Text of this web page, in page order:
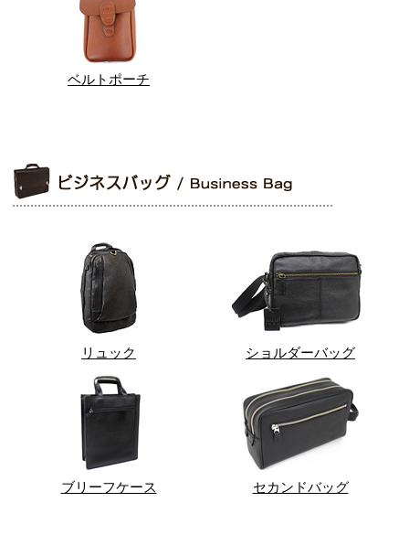
ベルトポーチ
リュック ショルダーバッグ
ブリーフケース セカンドバッグ